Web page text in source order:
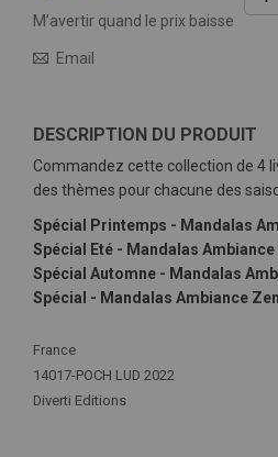
M’avertir quand le prix baisse
Email
DESCRIPTION DU PRODUIT
Commandez cette collection de 4
des thèmes pour chacune des
Spécial Printemps - Mandalas
Spécial Eté - Mandalas Ambiance
Spécial Automne - Mandalas
Spécial - Mandalas Ambiance
Plus
d'infos
France
14017-POCH LUD 2022
Diverti Editions